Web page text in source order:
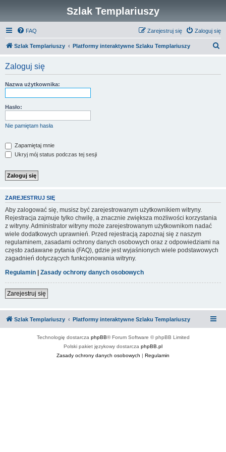
Szlak Templariuszy
FAQ Zaloguj się
Zarejestruj się
Szlak Templariuszy Platformy interaktywne Szlaku Templariuszy
Zaloguj się
Nazwa użytkownika:
Hasło:
Nie pamiętam hasła
Zapamiętaj mnie
Ukryj mój status podczas tej sesji
ZAREJESTRUJ SIĘ
Aby zalogować się, musisz być zarejestrowanym użytkownikiem witryny.
Rejestracja zajmuje tylko chwilę, a znacznie zwiększa możliwości korzystania
z witryny. Administrator witryny może zarejestrowanym użytkownikom nadać
wiele dodatkowych uprawnień. Przed rejestracją zapoznaj się z naszym
regulaminem, zasadami ochrony danych osobowych oraz z odpowiedziami na
często zadawane pytania (FAQ), gdzie jest wyjaśnionych wiele podstawowych
zagadnień dotyczących funkcjonowania witryny.
Regulamin | Zasady ochrony danych osobowych
Zarejestruj się
Szlak Templariuszy Platformy interaktywne Szlaku Templariuszy
Technologię dostarcza phpBB® Forum Software © phpBB Limited
Polski pakiet językowy dostarcza phpBB.pl
Zasady ochrony danych osobowych | Regulamin